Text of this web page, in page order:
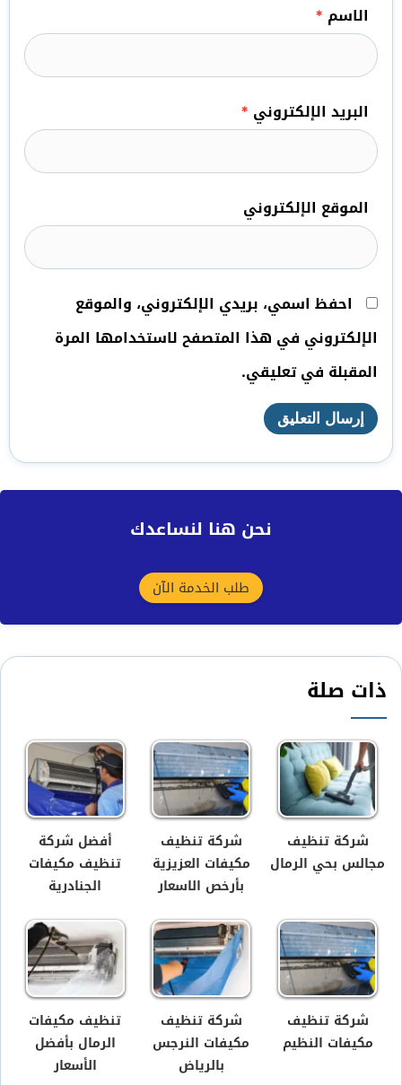
الاسم *
البريد الإلكتروني *
الموقع الإلكتروني
احفظ اسمي، بريدي الإلكتروني، والموقع
الإلكتروني في هذا المتصفح لاستخدامها المرة
المقبلة في تعليقي.
نحن هنا لنساعدك
طلب الخدمة الآن
ذات صلة
شركة تنظيف
مجالس بحي الرمال
شركة تنظيف
مكيفات العزيزية
بأرخص الاسعار
أفضل شركة
تنظيف مكيفات
الجنادرية
شركة تنظيف
مكيفات النظيم
شركة تنظيف
مكيفات النرجس
بالرياض
تنظيف مكيفات
الرمال بأفضل
الأسعار